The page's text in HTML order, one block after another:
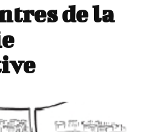
de la